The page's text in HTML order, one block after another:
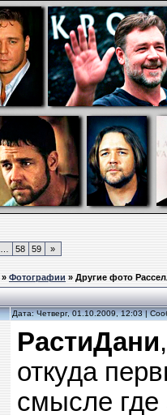
58 59
»
»Фотографии»Другие фото
Дата: Четверг, 01.10.2009, 12:03 |
РастиДани
откуда
смысле